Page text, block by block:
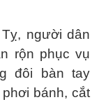
người dân
rộn phục vụ
đôi bàn tay
bánh, cắt